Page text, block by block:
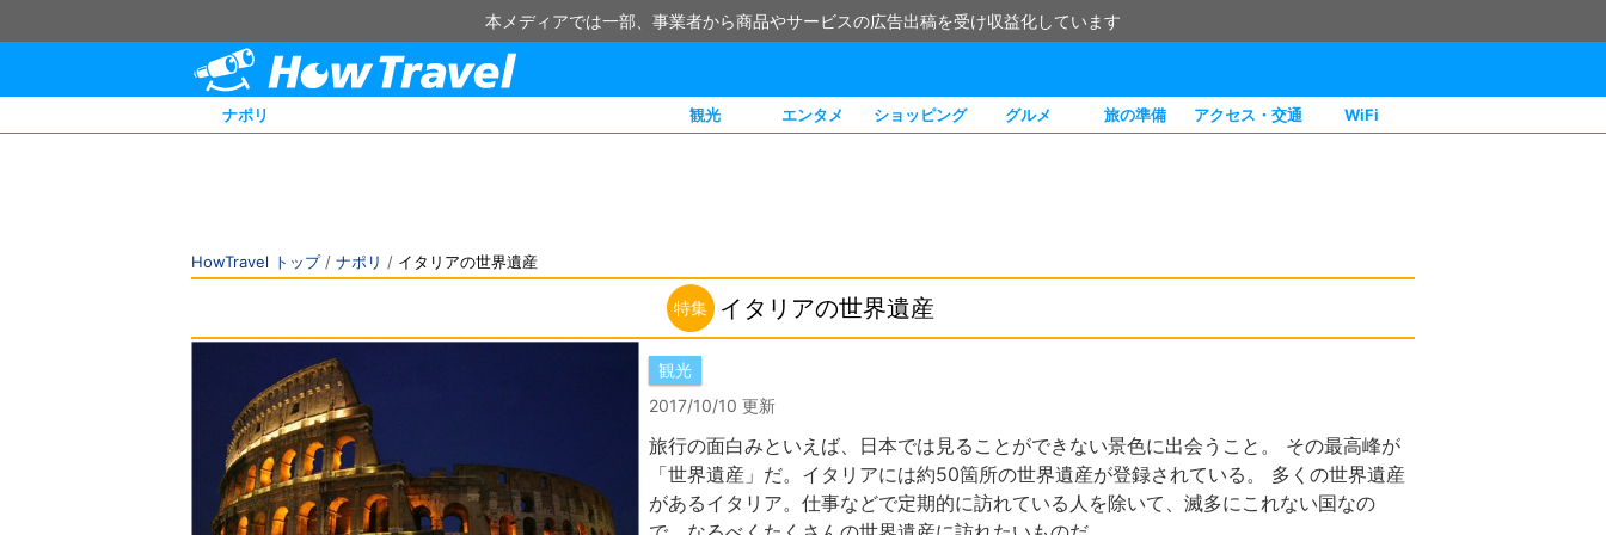
本メディアでは一部、事業者から商品やサービスの広告出稿を受け収益化しています
ナポリ 観光 エンタメ ショッピング グルメ 旅の準備 アクセス・交通 WiFi
HowTravel トップ/ ナポリ / イタリアの世界遺産
特集 イタリアの世界遺産
観光
2017/10/10 更新
旅行の面白みといえば、日本では見ることができない景色に出会うこと。 その最高峰が
「世界遺産」だ。イタリアには約50箇所の世界遺産が登録されている。 多くの世界遺産
があるイタリア。仕事などで定期的に訪れている人を除いて、滅多にこれない国なの